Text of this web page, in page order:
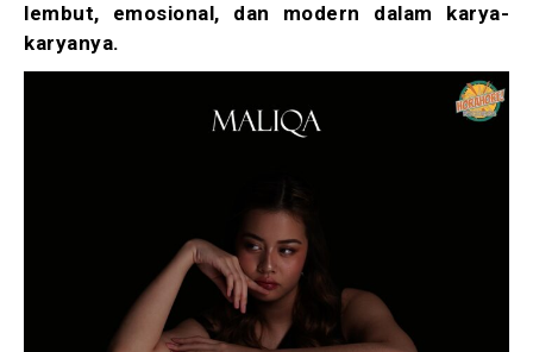
lembut, emosional, dan modern dalam karya-
karyanya.